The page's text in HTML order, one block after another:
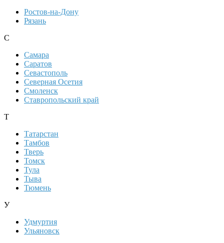
Ростов-на-Дону
Рязань
С
Самара
Саратов
Севастополь
Северная Осетия
Смоленск
Ставропольский край
Т
Татарстан
Тамбов
Тверь
Томск
Тула
Тыва
Тюмень
У
Удмуртия
Ульяновск